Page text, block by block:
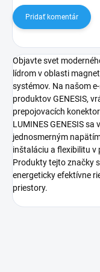
Pridať komentár
Objavte svet
lídrom v oblasti
systémov. Na našom
produktov GENESIS,
prepojovacích
LUMINES GENESIS
jednosmerným
inštaláciu a flexibilitu v
Produkty tejto značky
energeticky efektívne
priestory.